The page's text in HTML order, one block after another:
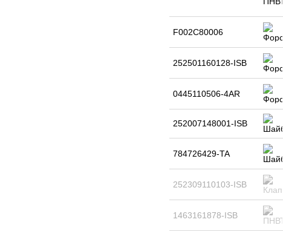
F002C80006
252501160128-ISB
0445110506-4AR
252007148001-ISB
784726429-TA
252309110103-ISB
1463161878-ISB